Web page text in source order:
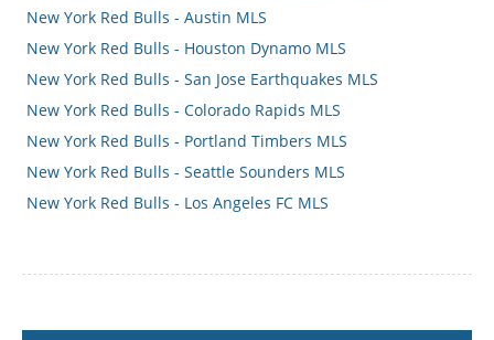
New York Red Bulls - Austin MLS
New York Red Bulls - Houston Dynamo MLS
New York Red Bulls - San Jose Earthquakes MLS
New York Red Bulls - Colorado Rapids MLS
New York Red Bulls - Portland Timbers MLS
New York Red Bulls - Seattle Sounders MLS
New York Red Bulls - Los Angeles FC MLS